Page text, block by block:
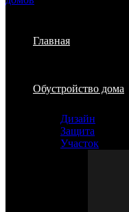
Главная
Обустройство дома
Дизайн
Защита
Участок